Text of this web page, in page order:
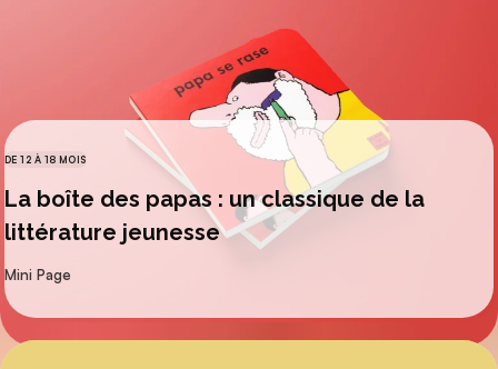
CATÉGORIES
DE 12 À 18 MOIS
La boîte des papas : un classique de la
littérature jeunesse
par
Mini Page